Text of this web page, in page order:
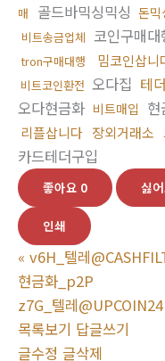
매
골드바믹싱믹싱 돈믹
비트송금업체 코인구매대
tron구매대행 밈코인삽니
비트코인환전 오다집 테
오다현금화 비트매입 현
리플삽니다 장외거래소
카드테더구입
좋아요 0 싫
인쇄
« v6H_텔레
현금화_p2P
z7G_텔레
목록보기 답글쓰기
글수정 글삭제